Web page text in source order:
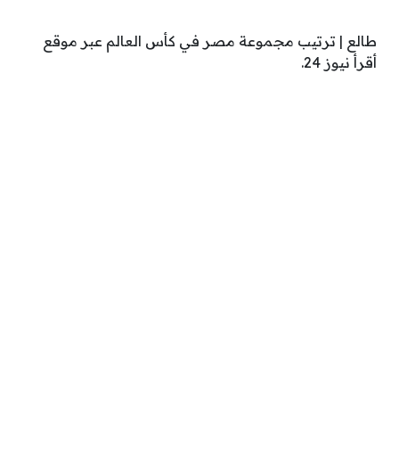
طالع | ترتيب مجموعة مصر في كأس العالم عبر موقع
أقرأ نيوز 24.